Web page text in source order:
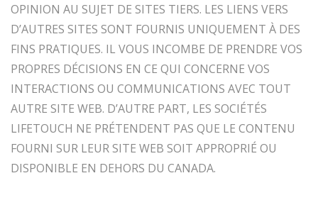
OPINION AU SUJET DE SITES TIERS. LES LIENS VERS
D’AUTRES SITES SONT FOURNIS UNIQUEMENT À DES
FINS PRATIQUES. IL VOUS INCOMBE DE PRENDRE VOS
PROPRES DÉCISIONS EN CE QUI CONCERNE VOS
INTERACTIONS OU COMMUNICATIONS AVEC TOUT
AUTRE SITE WEB. D’AUTRE PART, LES SOCIÉTÉS
LIFETOUCH NE PRÉTENDENT PAS QUE LE CONTENU
FOURNI SUR LEUR SITE WEB SOIT APPROPRIÉ OU
DISPONIBLE EN DEHORS DU CANADA.